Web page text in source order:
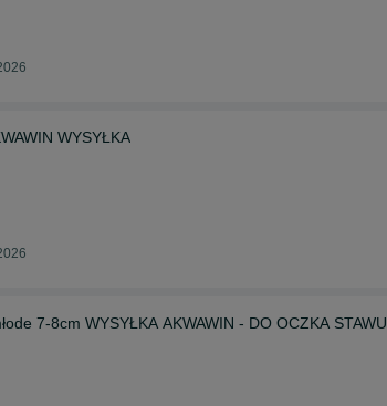
WYSYŁKA
7-8cm WYSYŁKA AKWAWIN - DO OCZKA STAWU